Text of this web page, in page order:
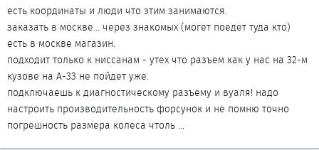
Скажите мне пожалуйста, где можно приобрести прибор VCONS
и как его подбирать под авто?
есть координаты и люди что этим занимаются.
заказать в москве... через знакомых (могет поедет туда кто)
есть в москве магазин.
подходит только к ниссанам - утех что разъем как у нас на 32-м
кузове на А-33 не пойдет уже.
подключаешь к диагностическому разъему и вуаля! надо
настроить производительность форсунок и не помню точно
погрешность размера колеса чтоль ...